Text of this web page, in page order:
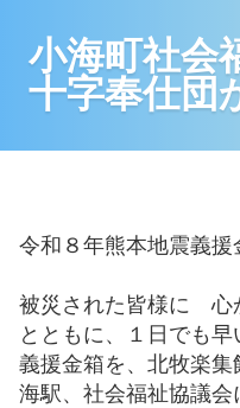
小海町社会
十字奉仕団
令和８年熊本地震義援
被災された皆様に 心
とともに、１日でも早
義援金箱を、北牧楽
海駅、社会福祉協議会